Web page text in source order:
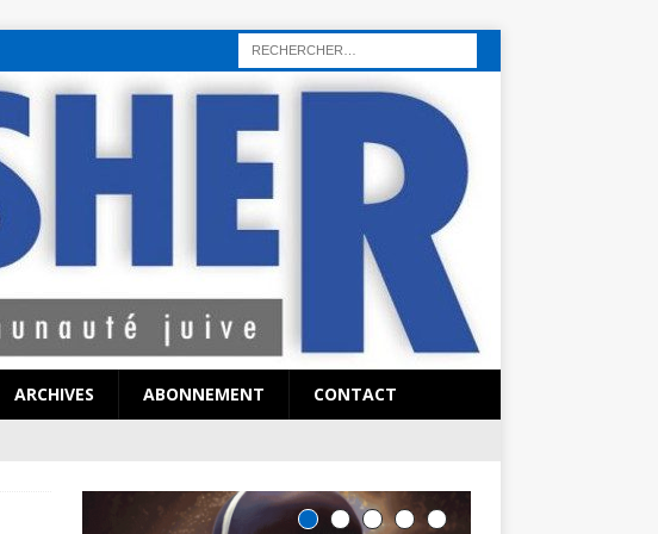
sex hattı telefonda seks numara
ARCHIVES ABONNEMENT CONTACT